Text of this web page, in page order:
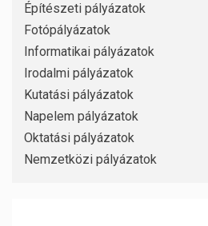
Építészeti pályázatok
Fotópályázatok
Informatikai pályázatok
Irodalmi pályázatok
Kutatási pályázatok
Napelem pályázatok
Oktatási pályázatok
Nemzetközi pályázatok